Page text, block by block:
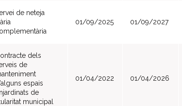
de neteja
01/09/2025 01/09/2027
dels
de
espais
de
municipal
01/04/2022 01/04/2026